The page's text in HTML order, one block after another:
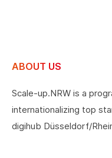
ABOUT US
Scale-up.NRW is a
internationalizing top
digihub Düsseldorf/